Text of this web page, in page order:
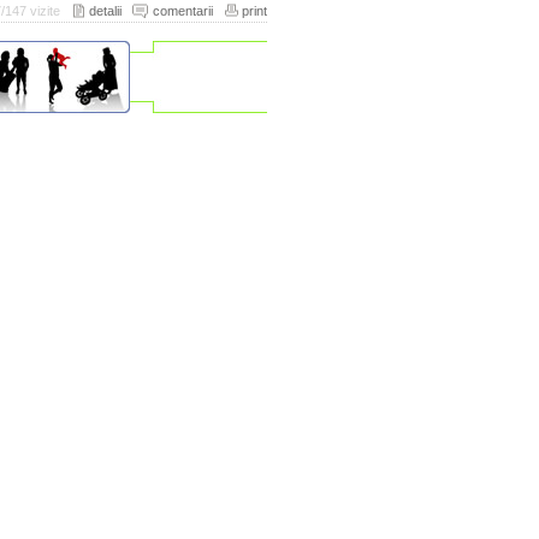
147 vizite detalii comentarii print